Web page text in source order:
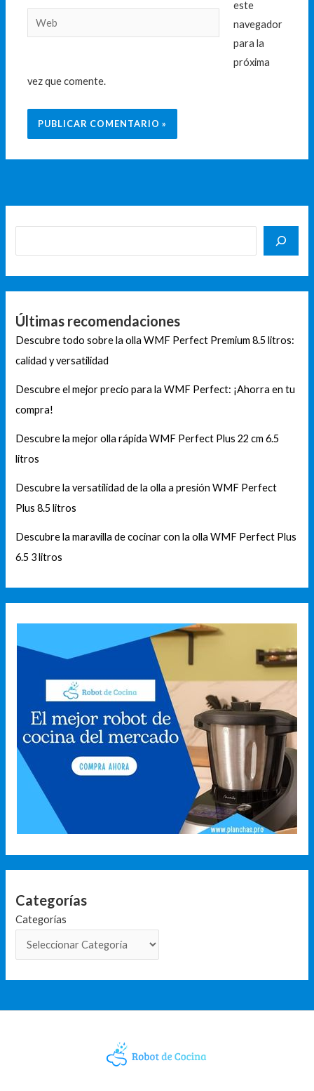
Web
este
navegador
para la
próxima
vez que comente.
Últimas recomendaciones
Descubre todo sobre la olla WMF Perfect Premium 8.5 litros:
calidad y versatilidad
Descubre el mejor precio para la WMF Perfect: ¡Ahorra en tu
compra!
Descubre la mejor olla rápida WMF Perfect Plus 22 cm 6.5
litros
Descubre la versatilidad de la olla a presión WMF Perfect
Plus 8.5 litros
Descubre la maravilla de cocinar con la olla WMF Perfect Plus
6.5 3 litros
Categorías
Categorías